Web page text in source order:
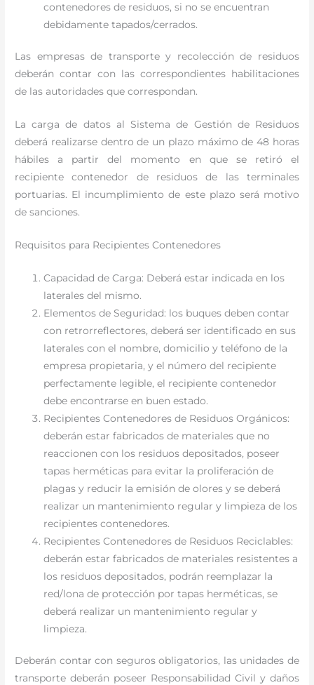
contenedores de residuos, si no se encuentran
debidamente tapados/cerrados.
Las empresas de transporte y recolección de residuos
deberán contar con las correspondientes habilitaciones
de las autoridades que correspondan.
La carga de datos al Sistema de Gestión de Residuos
deberá realizarse dentro de un plazo máximo de 48 horas
hábiles a partir del momento en que se retiró el
recipiente contenedor de residuos de las terminales
portuarias. El incumplimiento de este plazo será motivo
de sanciones.
Requisitos para Recipientes Contenedores
Capacidad de Carga: Deberá estar indicada en los
laterales del mismo.
Elementos de Seguridad: los buques deben contar
con retrorreflectores, deberá ser identificado en sus
laterales con el nombre, domicilio y teléfono de la
empresa propietaria, y el número del recipiente
perfectamente legible, el recipiente contenedor
debe encontrarse en buen estado.
Recipientes Contenedores de Residuos Orgánicos:
deberán estar fabricados de materiales que no
reaccionen con los residuos depositados, poseer
tapas herméticas para evitar la proliferación de
plagas y reducir la emisión de olores y se deberá
realizar un mantenimiento regular y limpieza de los
recipientes contenedores.
Recipientes Contenedores de Residuos Reciclables:
deberán estar fabricados de materiales resistentes a
los residuos depositados, podrán reemplazar la
red/lona de protección por tapas herméticas, se
deberá realizar un mantenimiento regular y
limpieza.
Deberán contar con seguros obligatorios, las unidades de
transporte deberán poseer Responsabilidad Civil y daños